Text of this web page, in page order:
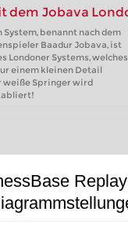
dem Jobava
System, benannt nach dem
Baadur Jobava, ist
Londoner Systems, welches
einem kleinen Detail
weiße Springer wird